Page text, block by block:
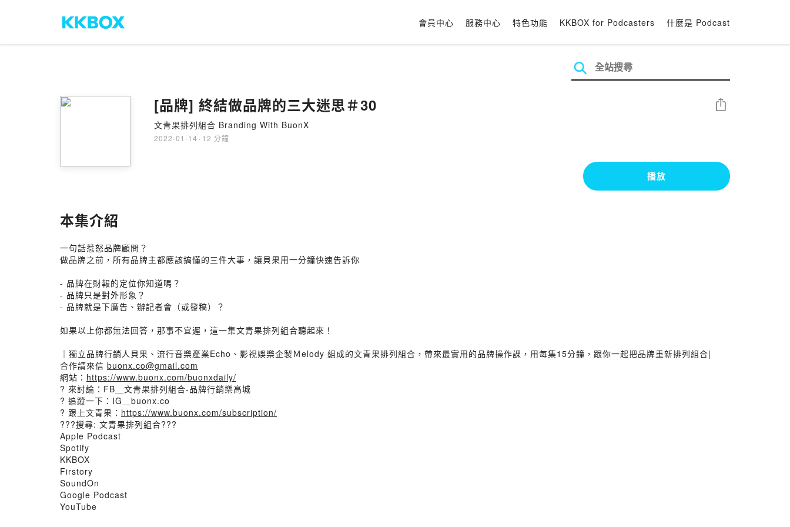
會員中心 服務中心 特色功能 KKBOX for Podcasters 什麼是 Podcast
[品牌] 終結做品牌的三大迷思＃30
文青果排列組合 Branding With BuonX
2022-01-14 · 12 分鐘
分享
播放
本集介紹
一句話惹怒品牌顧問？
做品牌之前，所有品牌主都應該搞懂的三件大事，讓貝果用一分鐘快速告訴你
- 品牌在財報的定位你知道嗎？
- 品牌只是對外形象？
- 品牌就是下廣告、辦記者會（或發稿）？
如果以上你都無法回答，那事不宜遲，這一集文青果排列組合聽起來！
｜獨立品牌行銷人貝果、流行音樂產業Echo、影視娛樂企製Ｍelody 組成的文青果排列組合，帶來最實用的品牌操作課，用每集15分鐘，跟你一起把品牌重新排列組合|
合作請來信 buonx.co@gmail.com
網站： https://www.buonx.com/buonxdaily/
? 來討論：FB＿文青果排列組合-品牌行銷樂高城
? 追蹤一下：IG＿buonx.co
? 跟上文青果： https://www.buonx.com/subscription/
???搜尋: 文青果排列組合???
Apple Podcast
Spotify
KKBOX
Firstory
SoundOn
Google Podcast
YouTube